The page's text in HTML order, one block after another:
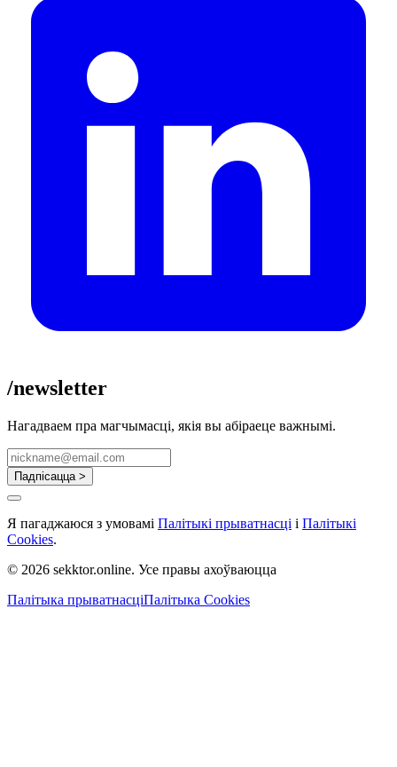
/newsletter
Нагадваем пра магчымасці, якія вы абіраеце важнымі.
Падпісацца >
Я пагаджаюся з умовамі Палітыкі прыватнасці і Палітыкі
Cookies.
© 2026 sekktor.online. Усе правы ахоўваюцца
Палітыка прыватнасціПалітыка Cookies